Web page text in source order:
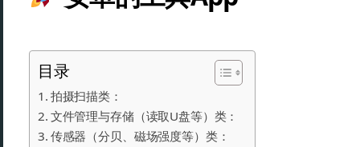
目录
拍摄扫描类：
文件管理与存储（读取U盘等）类：
传感器（分贝、磁场强度等）类：